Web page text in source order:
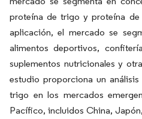
proteína de trigo y proteína
aplicación, el mercado se
alimentos deportivos,
suplementos nutricionales y
estudio proporciona un
trigo en los mercados
Pacífico, incluidos China,